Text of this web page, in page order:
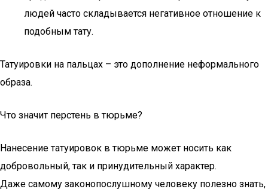
людей часто складывается негативное отношение к
подобным тату.
Татуировки на пальцах – это дополнение неформального
образа.
Что значит перстень в тюрьме?
Нанесение татуировок в тюрьме может носить как
добровольный, так и принудительный характер.
Даже самому законопослушному человеку полезно знать,